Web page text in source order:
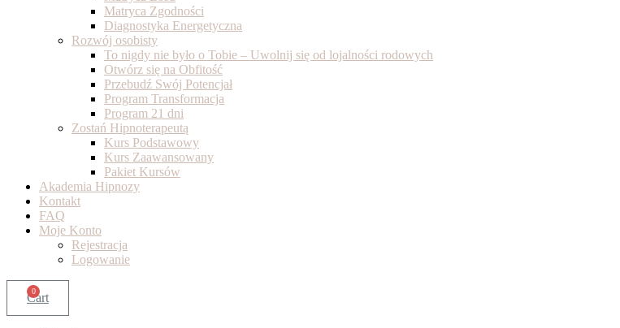
Matryca Zgodności
Diagnostyka Energetyczna
Rozwój osobisty
To nigdy nie było o Tobie – Uwolnij się od lojalności rodowych
Otwórz się na Obfitość
Przebudź Swój Potencjał
Program Transformacja
Program 21 dni
Zostań Hipnoterapeutą
Kurs Podstawowy
Kurs Zaawansowany
Pakiet Kursów
Akademia Hipnozy
Kontakt
FAQ
Moje Konto
Rejestracja
Logowanie
0
Cart